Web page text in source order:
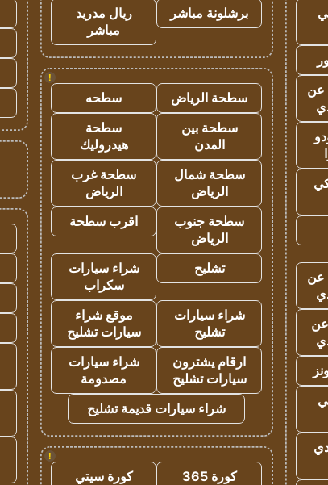
عن
عن
برشلونة مباشر
ريال مدريد
مباشر
!
سطحة الرياض
سطحه
سطحة بين
المدن
سطحة
هيدروليك
سطحة شمال
الرياض
سطحة غرب
الرياض
سطحة جنوب
الرياض
اقرب سطحة
تشليح
شراء سيارات
سكراب
شراء سيارات
تشليح
موقع شراء
سيارات تشليح
ارقام يشترون
سيارات تشليح
شراء سيارات
مصدومة
شراء سيارات قديمة تشليح
!
كورة 365
كورة سيتي